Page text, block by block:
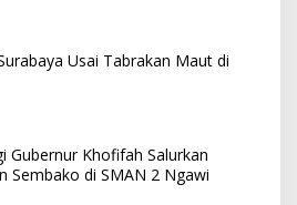
Usai Tabrakan Maut di
Gubernur Khofifah Salurkan
Sembako di SMAN 2 Ngawi